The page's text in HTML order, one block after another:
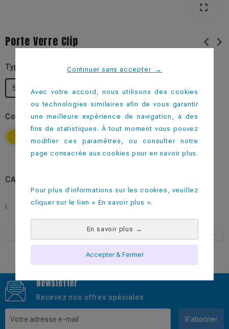
fullscreen
fullscreen
Porte Verre Clip chevron_left chevron_right
Type d'impression
Sans Impression
Couleur
CATEGORIES:
L
Newsletter
Recevez nos offres spéciales
S’abonner
Continuer sans accepter →
Avec votre accord, nous utilisons des cookies
ou technologies similaires afin de vous garantir
une meilleure expérience de navigation, à des
fins de statistiques. À tout moment vous pouvez
modifier ces paramètres, ou consulter notre
page consacrée aux cookies pour en savoir plus.
Pour plus d'informations sur les cookies, veuillez
cliquer sur le lien « En savoir plus ».
En savoir plus →
Accepter & Fermer